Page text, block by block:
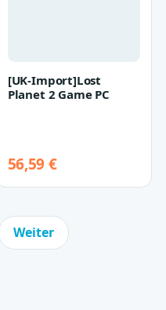
56,59 €
Weiter